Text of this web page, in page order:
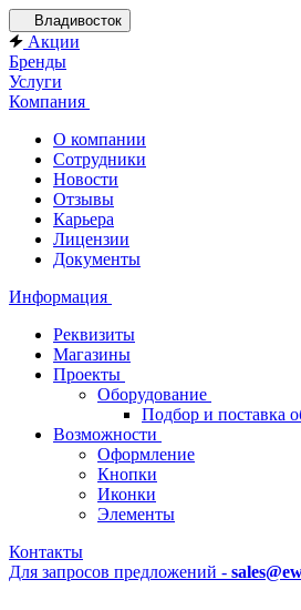
Владивосток
Акции
Бренды
Услуги
Компания
О компании
Сотрудники
Новости
Отзывы
Карьера
Лицензии
Документы
Информация
Реквизиты
Магазины
Проекты
Оборудование
Подбор и поставка
Возможности
Оформление
Кнопки
Иконки
Элементы
Контакты
Для запросов предложений -